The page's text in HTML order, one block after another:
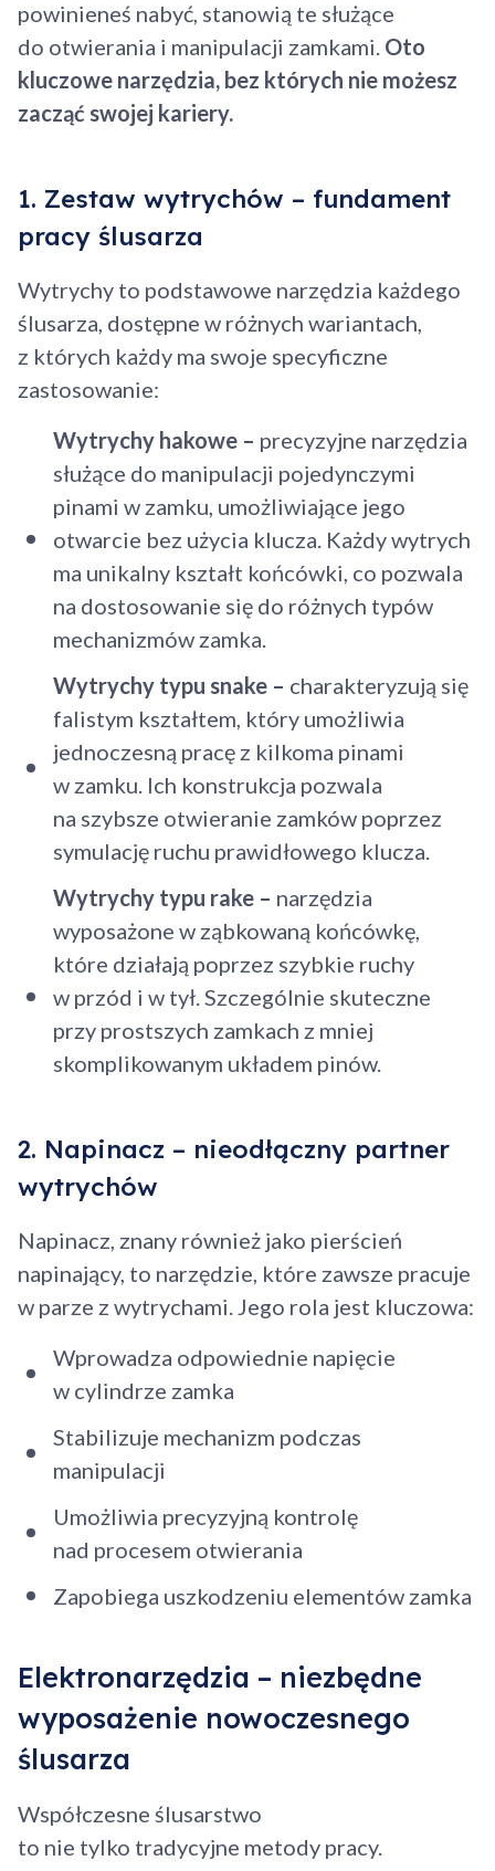
powinieneś nabyć, stanowią te służące
do otwierania i manipulacji zamkami. Oto
kluczowe narzędzia, bez których nie możesz
zacząć swojej kariery.
1. Zestaw wytrychów – fundament
pracy ślusarza
Wytrychy to podstawowe narzędzia każdego
ślusarza, dostępne w różnych wariantach,
z których każdy ma swoje specyficzne
zastosowanie:
Wytrychy hakowe – precyzyjne narzędzia
służące do manipulacji pojedynczymi
pinami w zamku, umożliwiające jego
otwarcie bez użycia klucza. Każdy wytrych
ma unikalny kształt końcówki, co pozwala
na dostosowanie się do różnych typów
mechanizmów zamka.
Wytrychy typu snake – charakteryzują się
falistym kształtem, który umożliwia
jednoczesną pracę z kilkoma pinami
w zamku. Ich konstrukcja pozwala
na szybsze otwieranie zamków poprzez
symulację ruchu prawidłowego klucza.
Wytrychy typu rake – narzędzia
wyposażone w ząbkowaną końcówkę,
które działają poprzez szybkie ruchy
w przód i w tył. Szczególnie skuteczne
przy prostszych zamkach z mniej
skomplikowanym układem pinów.
2. Napinacz – nieodłączny partner
wytrychów
Napinacz, znany również jako pierścień
napinający, to narzędzie, które zawsze pracuje
w parze z wytrychami. Jego rola jest kluczowa:
Wprowadza odpowiednie napięcie
w cylindrze zamka
Stabilizuje mechanizm podczas
manipulacji
Umożliwia precyzyjną kontrolę
nad procesem otwierania
Zapobiega uszkodzeniu elementów zamka
Elektronarzędzia – niezbędne
wyposażenie nowoczesnego
ślusarza
Współczesne ślusarstwo
to nie tylko tradycyjne metody pracy.